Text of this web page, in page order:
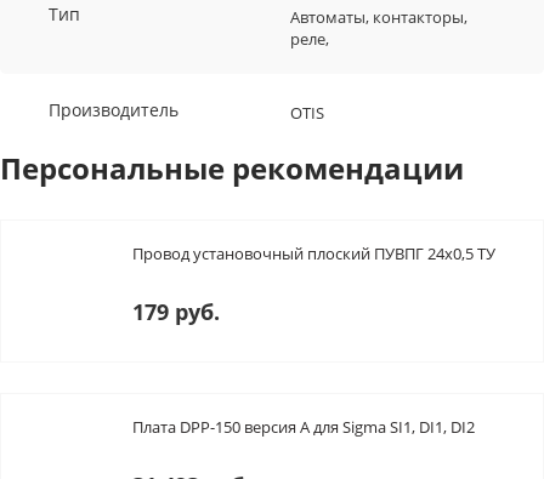
Тип
Автоматы, контакторы,
реле,
Производитель OTIS
Персональные рекомендации
Провод установочный плоский ПУВПГ 24х0,5 ТУ
179 руб.
Плата DPP-150 версия А для Sigma SI1, DI1, DI2